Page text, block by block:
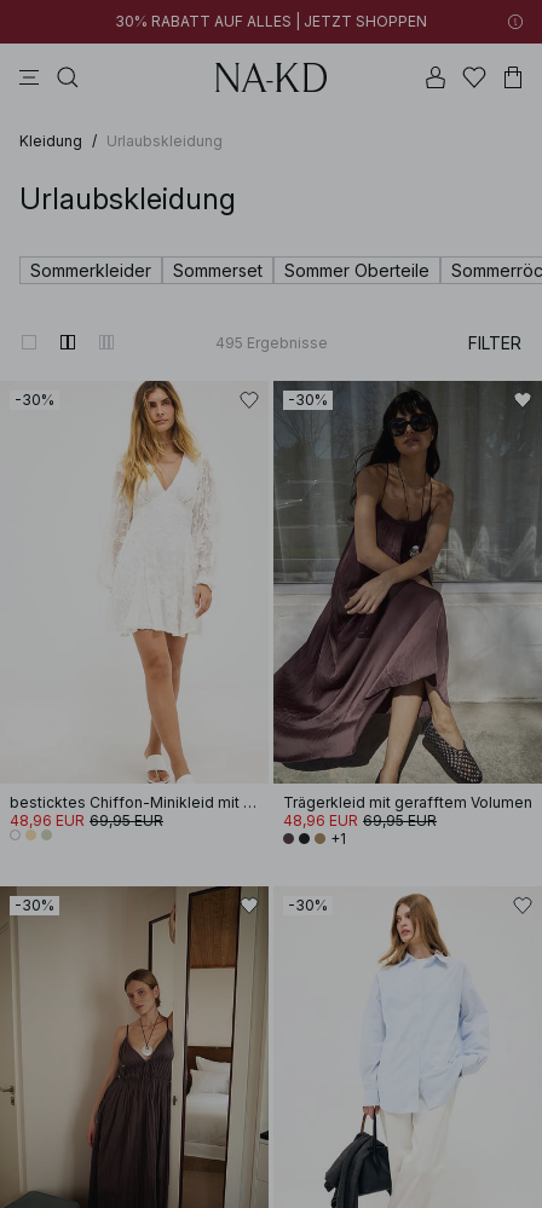
30% RABATT AUF ALLES | JETZT SHOPPEN
Kleidung / Urlaubskleidung
Urlaubskleidung
Sommerkleider Sommerset Sommer Oberteile
495 Ergebnisse FILTER
-30%
besticktes Chiffon-Minikleid mit langen Ärmeln
48,96 EUR 69,95 EUR
-30%
Trägerkleid mit gerafftem Volumen
48,96 EUR 69,95 EUR
+1
-30% -30%